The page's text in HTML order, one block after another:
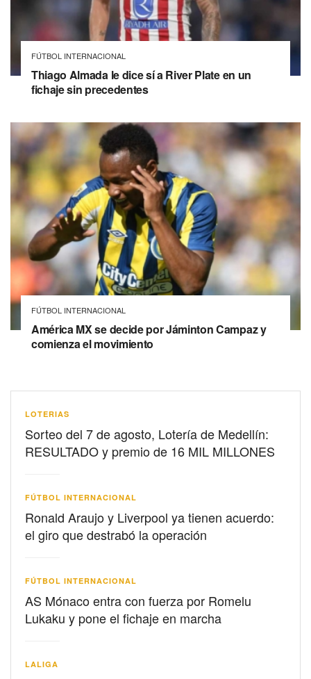
FÚTBOL INTERNACIONAL
Thiago Almada le dice sí a River Plate en un
fichaje sin precedentes
FÚTBOL INTERNACIONAL
América MX se decide por Jáminton Campaz y
comienza el movimiento
LOTERIAS
Sorteo del 7 de agosto, Lotería de Medellín:
RESULTADO y premio de 16 MIL MILLONES
FÚTBOL INTERNACIONAL
Ronald Araujo y Liverpool ya tienen acuerdo:
el giro que destrabó la operación
FÚTBOL INTERNACIONAL
AS Mónaco entra con fuerza por Romelu
Lukaku y pone el fichaje en marcha
LALIGA